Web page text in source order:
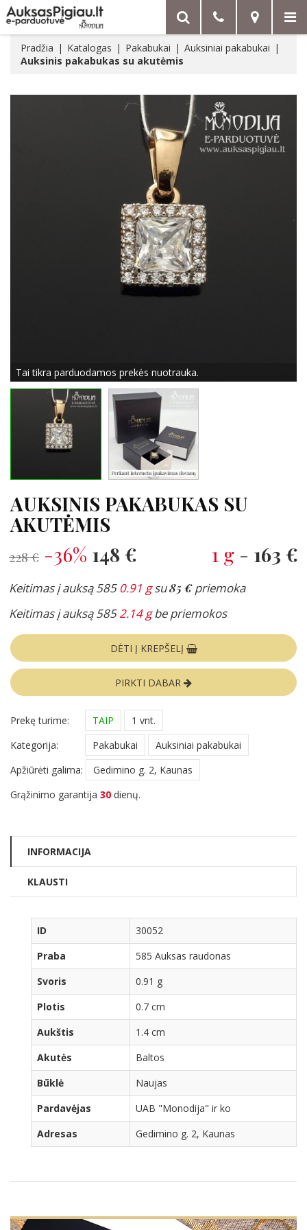
Pradžia Katalogas Pakabukai
Auksiniai pakabukai
Auksinis pakabukas su akutėmis
Tai tikra parduodamos prekės nuotrauka.
AUKSINIS PAKABUKAS SU
AKUTĖMIS
228 € -36% 148 € 1 g - 163 €
Keitimas į auksą 585 0.91 gsu85 €priemoka
Keitimas į auksą 5852.14 gbe priemokos
DĖTI Į KREPŠELĮ
PIRKTI DABAR
Prekę turime: TAIP
1 vnt.
Kategorija:
Pakabukai
Auksiniai pakabukai
Apžiūrėti galima:
Gedimino g. 2, Kaunas
Grąžinimo garantija 30 dienų.
INFORMACIJA
KLAUSTI
ID
30052
Praba
585 Auksas raudonas
Svoris
0.91 g
Plotis
0.7 cm
Aukštis
1.4 cm
Akutės
Baltos
Būklė
Naujas
Pardavėjas
UAB "Monodija" ir ko
Adresas
Gedimino g. 2, Kaunas